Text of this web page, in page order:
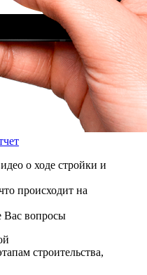
о ходе стройки и
происходит на
Вас вопросы
строительства,